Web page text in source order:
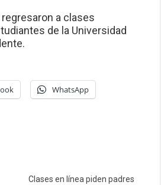
a clases
de la Universidad
WhatsApp
Clases en línea piden padres